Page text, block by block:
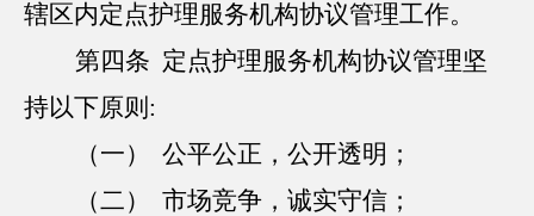
辖区内定点护理服务机构协议管理工作。
第四条 定点护理服务机构协议管理坚
持以下原则:
（一） 公平公正，公开透明；
（二） 市场竞争，诚实守信；